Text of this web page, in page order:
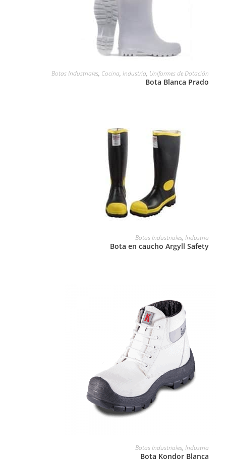
LEER MÁS
Botas Industriales, Cocina,Industria, Uniformes de Dotación
Bota Blanca Prado
Botas Industriales,Industria
Bota en caucho Argyll Safety
Botas Industriales,Industria
Bota Kondor Blanca